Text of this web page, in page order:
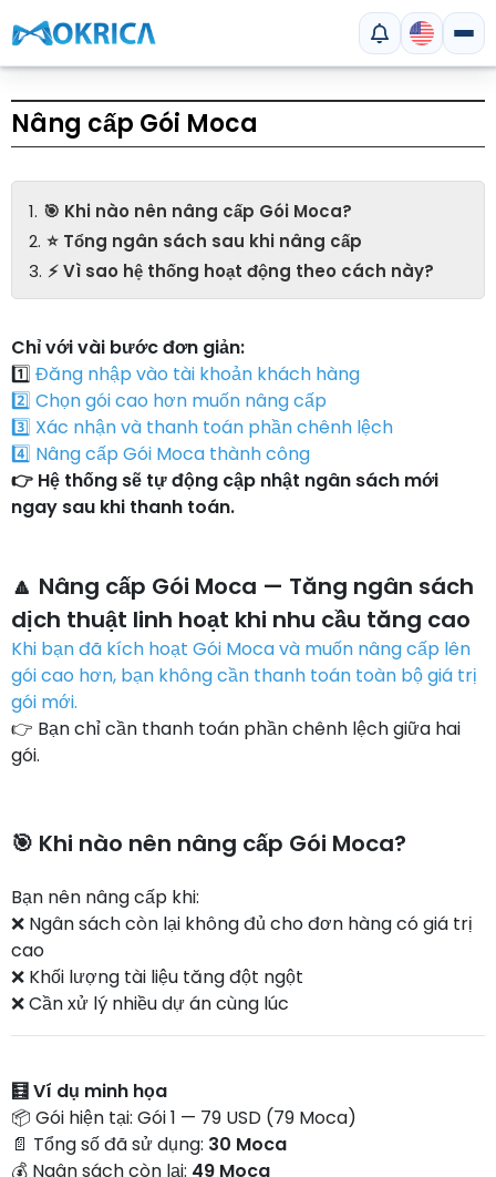
Nâng cấp Gói Moca
🎯 Khi nào nên nâng cấp Gói Moca?
⭐ Tổng ngân sách sau khi nâng cấp
⚡ Vì sao hệ thống hoạt động theo cách này?
Chỉ với vài bước đơn giản:
1️⃣ Đăng nhập vào tài khoản khách hàng
2️⃣ Chọn gói cao hơn muốn nâng cấp
3️⃣ Xác nhận và thanh toán phần chênh lệch
4️⃣ Nâng cấp Gói Moca thành công
👉 Hệ thống sẽ tự động cập nhật ngân sách mới
ngay sau khi thanh toán.
🔼 Nâng cấp Gói Moca — Tăng ngân sách
dịch thuật linh hoạt khi nhu cầu tăng cao
Khi bạn đã kích hoạt Gói Moca và muốn nâng cấp lên
gói cao hơn, bạn không cần thanh toán toàn bộ giá trị
gói mới.
👉 Bạn chỉ cần thanh toán phần chênh lệch giữa hai
gói.
🎯 Khi nào nên nâng cấp Gói Moca?
Bạn nên nâng cấp khi:
❌ Ngân sách còn lại không đủ cho đơn hàng có giá trị
cao
❌ Khối lượng tài liệu tăng đột ngột
❌ Cần xử lý nhiều dự án cùng lúc
🧮 Ví dụ minh họa
📦 Gói hiện tại: Gói 1 — 79 USD (79 Moca)
📄 Tổng số đã sử dụng: 30 Moca
💰 Ngân sách còn lại: 49 Moca